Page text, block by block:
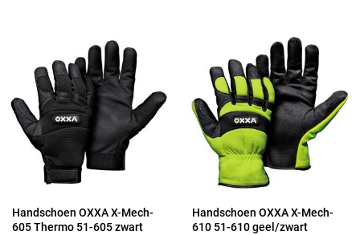
Handschoen OXXA X-Mech-
605 Thermo 51-605 zwart
Handschoen OXXA X-Mech-
610 51-610 geel/zwart